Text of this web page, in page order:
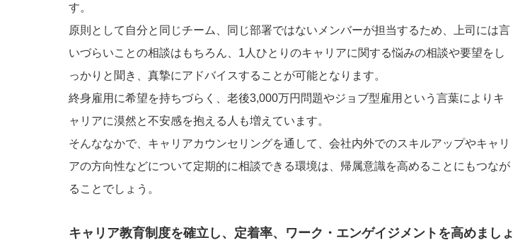
す。
原則として自分と同じチーム、同じ部署ではないメンバーが担当するため、上司には言
いづらいことの相談はもちろん、1人ひとりのキャリアに関する悩みの相談や要望をし
っかりと聞き、真摯にアドバイスすることが可能となります。
終身雇用に希望を持ちづらく、老後3,000万円問題やジョブ型雇用という言葉によりキ
ャリアに漠然と不安感を抱える人も増えています。
そんななかで、キャリアカウンセリングを通して、会社内外でのスキルアップやキャリ
アの方向性などについて定期的に相談できる環境は、帰属意識を高めることにもつなが
ることでしょう。
キャリア教育制度を確立し、定着率、ワーク・エンゲイジメントを高めましょ